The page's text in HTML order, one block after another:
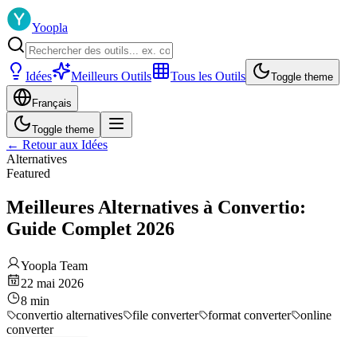
Yoopla
Idées Meilleurs Outils Tous les Outils Toggle theme
Français
Toggle theme
← Retour aux Idées
Alternatives
Featured
Meilleures Alternatives à Convertio:
Guide Complet 2026
Yoopla Team
22 mai 2026
8 min
convertio alternatives
file converter format converter
online
converter